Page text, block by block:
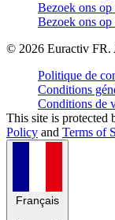
Bezoek ons op
Bezoek ons
© 2026 Euractiv FR.
Politique de
Conditions
Conditions de
This site is
Policy and Terms of
Français